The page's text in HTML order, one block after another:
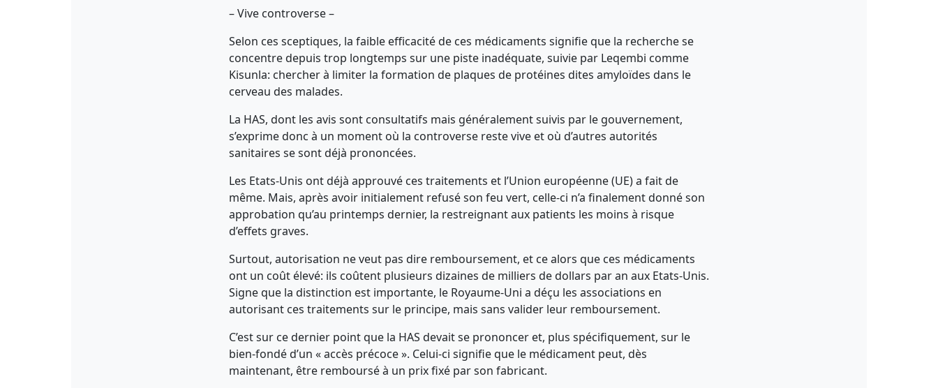
– Vive controverse –
Selon ces sceptiques, la faible efficacité de ces médicaments signifie que la recherche se
concentre depuis trop longtemps sur une piste inadéquate, suivie par Leqembi comme
Kisunla: chercher à limiter la formation de plaques de protéines dites amyloïdes dans le
cerveau des malades.
La HAS, dont les avis sont consultatifs mais généralement suivis par le gouvernement,
s’exprime donc à un moment où la controverse reste vive et où d’autres autorités
sanitaires se sont déjà prononcées.
Les Etats-Unis ont déjà approuvé ces traitements et l’Union européenne (UE) a fait de
même. Mais, après avoir initialement refusé son feu vert, celle-ci n’a finalement donné son
approbation qu’au printemps dernier, la restreignant aux patients les moins à risque
d’effets graves.
Surtout, autorisation ne veut pas dire remboursement, et ce alors que ces médicaments
ont un coût élevé: ils coûtent plusieurs dizaines de milliers de dollars par an aux Etats-Unis.
Signe que la distinction est importante, le Royaume-Uni a déçu les associations en
autorisant ces traitements sur le principe, mais sans valider leur remboursement.
C’est sur ce dernier point que la HAS devait se prononcer et, plus spécifiquement, sur le
bien-fondé d’un « accès précoce ». Celui-ci signifie que le médicament peut, dès
maintenant, être remboursé à un prix fixé par son fabricant.